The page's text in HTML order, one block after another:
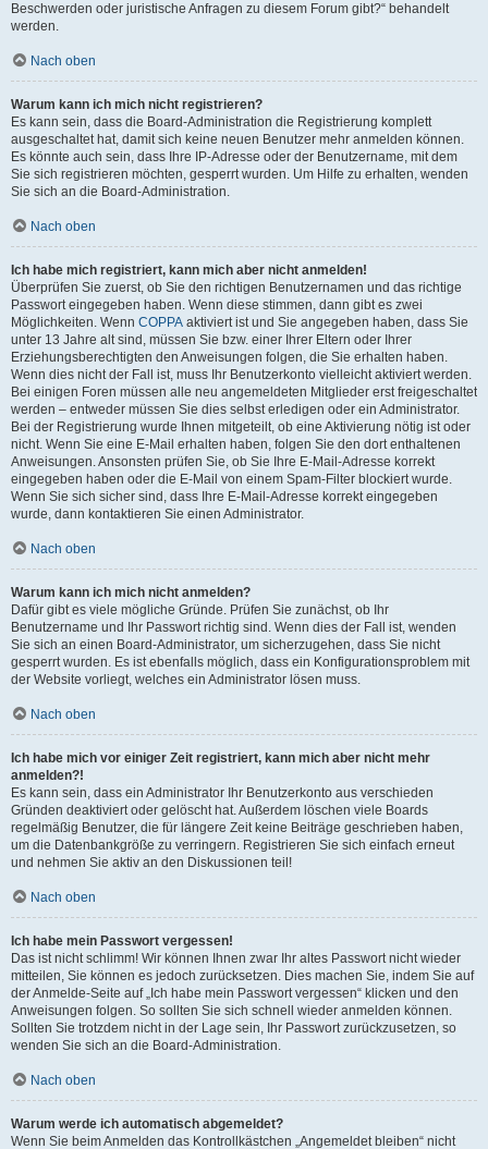
Beschwerden oder juristische Anfragen zu diesem Forum gibt?“ behandelt
werden.
Nach oben
Warum kann ich mich nicht registrieren?
Es kann sein, dass die Board-Administration die Registrierung komplett
ausgeschaltet hat, damit sich keine neuen Benutzer mehr anmelden können.
Es könnte auch sein, dass Ihre IP-Adresse oder der Benutzername, mit dem
Sie sich registrieren möchten, gesperrt wurden. Um Hilfe zu erhalten, wenden
Sie sich an die Board-Administration.
Nach oben
Ich habe mich registriert, kann mich aber nicht anmelden!
Überprüfen Sie zuerst, ob Sie den richtigen Benutzernamen und das richtige
Passwort eingegeben haben. Wenn diese stimmen, dann gibt es zwei
Möglichkeiten. Wenn COPPA aktiviert ist und Sie angegeben haben, dass Sie
unter 13 Jahre alt sind, müssen Sie bzw. einer Ihrer Eltern oder Ihrer
Erziehungsberechtigten den Anweisungen folgen, die Sie erhalten haben.
Wenn dies nicht der Fall ist, muss Ihr Benutzerkonto vielleicht aktiviert werden.
Bei einigen Foren müssen alle neu angemeldeten Mitglieder erst freigeschaltet
werden – entweder müssen Sie dies selbst erledigen oder ein Administrator.
Bei der Registrierung wurde Ihnen mitgeteilt, ob eine Aktivierung nötig ist oder
nicht. Wenn Sie eine E-Mail erhalten haben, folgen Sie den dort enthaltenen
Anweisungen. Ansonsten prüfen Sie, ob Sie Ihre E-Mail-Adresse korrekt
eingegeben haben oder die E-Mail von einem Spam-Filter blockiert wurde.
Wenn Sie sich sicher sind, dass Ihre E-Mail-Adresse korrekt eingegeben
wurde, dann kontaktieren Sie einen Administrator.
Nach oben
Warum kann ich mich nicht anmelden?
Dafür gibt es viele mögliche Gründe. Prüfen Sie zunächst, ob Ihr
Benutzername und Ihr Passwort richtig sind. Wenn dies der Fall ist, wenden
Sie sich an einen Board-Administrator, um sicherzugehen, dass Sie nicht
gesperrt wurden. Es ist ebenfalls möglich, dass ein Konfigurationsproblem mit
der Website vorliegt, welches ein Administrator lösen muss.
Nach oben
Ich habe mich vor einiger Zeit registriert, kann mich aber nicht mehr
anmelden?!
Es kann sein, dass ein Administrator Ihr Benutzerkonto aus verschieden
Gründen deaktiviert oder gelöscht hat. Außerdem löschen viele Boards
regelmäßig Benutzer, die für längere Zeit keine Beiträge geschrieben haben,
um die Datenbankgröße zu verringern. Registrieren Sie sich einfach erneut
und nehmen Sie aktiv an den Diskussionen teil!
Nach oben
Ich habe mein Passwort vergessen!
Das ist nicht schlimm! Wir können Ihnen zwar Ihr altes Passwort nicht wieder
mitteilen, Sie können es jedoch zurücksetzen. Dies machen Sie, indem Sie auf
der Anmelde-Seite auf „Ich habe mein Passwort vergessen“ klicken und den
Anweisungen folgen. So sollten Sie sich schnell wieder anmelden können.
Sollten Sie trotzdem nicht in der Lage sein, Ihr Passwort zurückzusetzen, so
wenden Sie sich an die Board-Administration.
Nach oben
Warum werde ich automatisch abgemeldet?
Wenn Sie beim Anmelden das Kontrollkästchen „Angemeldet bleiben“ nicht